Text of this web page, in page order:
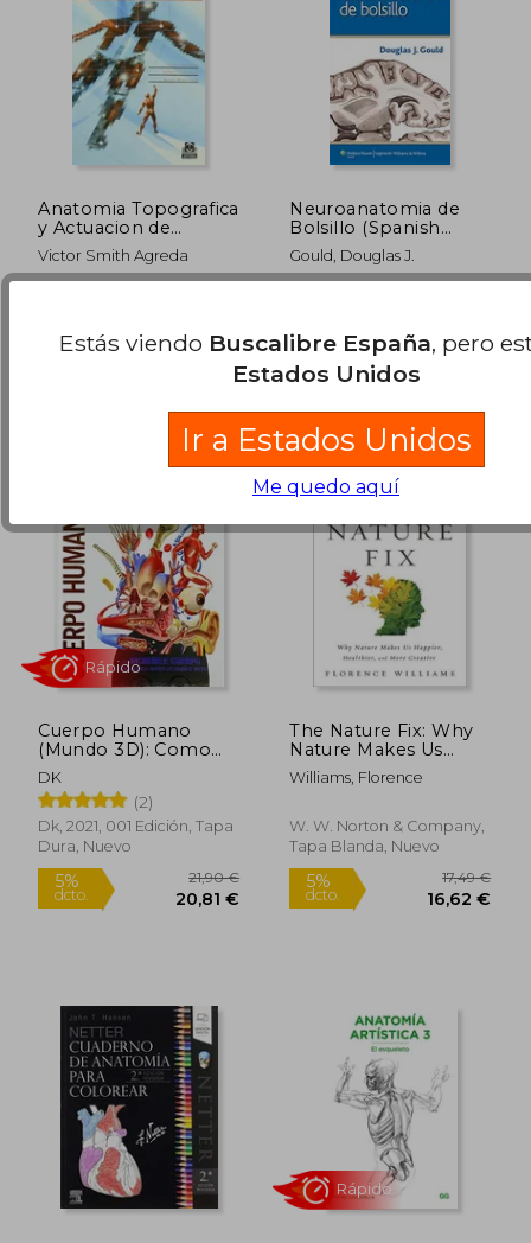
5%
dcto. 46,93 €
Rápido
5%
dcto.
Rápido
Rápido
Anatomia Topografica
y Actuacion de
Urgencia (Spanish
Edition)
Victor Smith Agreda
Neuroanatomia de
Bolsillo (Spanish
Language Program)
Gould, Douglas J.
Cuerpo Humano
(Mundo 3D): Como
Nunca Antes lo
Habías Visto
DK
(2)
Dk, 2021, 001 Edición, Tapa
Dura, Nuevo
The Nature Fix: Why
Nature Makes Us
Happier, Healthier,
and More Creative
Williams, Florence
W. W. Norton & Company,
Tapa Blanda, Nuevo
Estás viendo Buscalibre España, pero
Estados Unidos
Ir a Estados Unidos
Me quedo aquí